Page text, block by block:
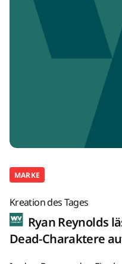
MARKE
Kreation des Tages
Ryan Reynolds
Dead-Charaktere